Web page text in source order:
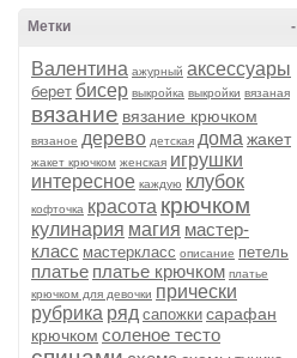
-
Метки
Валентина ажурный аксессуары
берет бисер выкройка выкройки вязаная
вязание вязание крючком
вязаное дерево детская дома жакет
жакет крючком женская игрушки
интересное каждую клубок
кофточка красота крючком
кулинария магия мастер-
класс мастеркласс описание петель
платье платье крючком платье
крючком для девочки прически
рубрика ряд сапожки сарафан
крючком соленое тесто